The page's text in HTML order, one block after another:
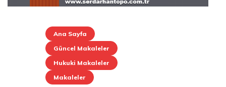
Ana Sayfa
Güncel Makaleler
Hukuki Makaleler
Makaleler